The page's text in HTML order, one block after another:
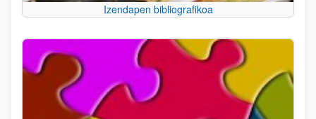
Izendapen bibliografikoa